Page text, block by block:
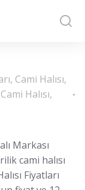
, Cami Halısı,
Halısı,
Markası
cami halısı
Fiyatları